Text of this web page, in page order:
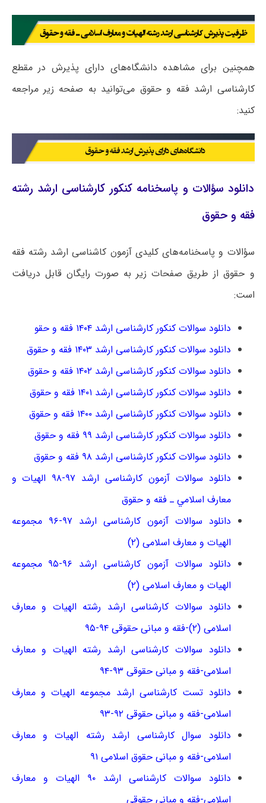
همچنین برای مشاهده دانشگاه‌های دارای پذیرش در مقطع
کارشناسی ارشد فقه و حقوق می‌توانید به صفحه زیر مراجعه
کنید:
دانلود سؤالات و پاسخنامه کنکور کارشناسی ارشد رشته
فقه و حقوق
سؤالات و پاسخنامه‌های کلیدی آزمون کاشناسی ارشد رشته فقه
و حقوق از طریق صفحات زیر به صورت رایگان قابل دریافت
است:
دانلود سوالات کنکور کارشناسی ارشد ۱۴۰۴ فقه و حقو
دانلود سوالات کنکور کارشناسی ارشد ۱۴۰۳ فقه و حقوق
دانلود سوالات کنکور کارشناسی ارشد ۱۴۰۲ فقه و حقوق
دانلود سوالات کنکور کارشناسی ارشد ۱۴۰۱ فقه و حقوق
دانلود سوالات کنکور کارشناسی ارشد ۱۴۰۰ فقه و حقوق
دانلود سوالات کنکور کارشناسی ارشد ۹۹ فقه و حقوق
دانلود سوالات کنکور کارشناسی ارشد ۹۸ فقه و حقوق
دانلود سوالات آزمون کارشناسی ارشد ۹۷-۹۸ اﻟﻬﻴﺎت و
ﻣﻌﺎرف اﺳﻼﻣﻲ ـ فقه و حقوق
دانلود سوالات آزمون کارشناسی ارشد ۹۷-۹۶ مجموعه
الهیات و معارف اسلامی (۲)
دانلود سوالات آزمون کارشناسی ارشد ۹۶-۹۵ مجموعه
الهیات و معارف اسلامی (۲)
دانلود سوالات کارشناسی ارشد رشته الهیات و معارف
اسلامی (۲)-فقه و مبانی حقوقی ۹۴-۹۵
دانلود سوالات کارشناسی ارشد رشته الهیات و معارف
اسلامی-فقه و مبانی حقوقی ۹۳-۹۴
دانلود تست کارشناسی ارشد مجموعه الهیات و معارف
اسلامی-فقه و مبانی حقوقی ۹۲-۹۳
دانلود سوال کارشناسی ارشد رشته الهیات و معارف
اسلامی-فقه و مبانی حقوق اسلامی ۹۱
دانلود سوالات کارشناسی ارشد ۹۰ الهیات و معارف
اسلامی-فقه و مبانی حقوقی